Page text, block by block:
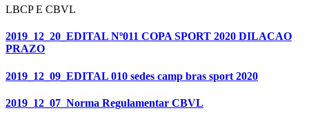
LBCP E CBVL
2019_12_20_EDITAL Nº011 COPA SPORT 2020 DILACAO
PRAZO
2019_12_09_EDITAL 010 sedes camp bras sport 2020
2019_12_07_Norma Regulamentar CBVL